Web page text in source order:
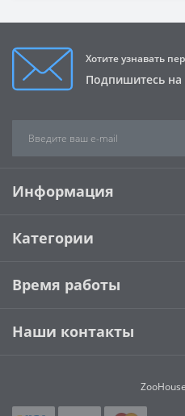
Хотите узнавать
Подпишитесь
Информация
Категории
Время работы
Наши контакты